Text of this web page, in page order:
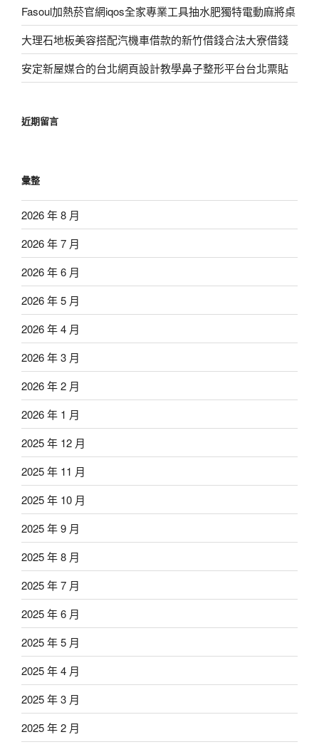
Fasoul加熱菸官網iqos全家專業工具抽水肥獨特電動麻將桌
大理石地板美容搭配汽機車借款的新竹借錢合法大寮借錢
安定新屋媒合的台北網頁設計教學鼻子整形平台台北票貼
近期留言
彙整
2026 年 8 月
2026 年 7 月
2026 年 6 月
2026 年 5 月
2026 年 4 月
2026 年 3 月
2026 年 2 月
2026 年 1 月
2025 年 12 月
2025 年 11 月
2025 年 10 月
2025 年 9 月
2025 年 8 月
2025 年 7 月
2025 年 6 月
2025 年 5 月
2025 年 4 月
2025 年 3 月
2025 年 2 月